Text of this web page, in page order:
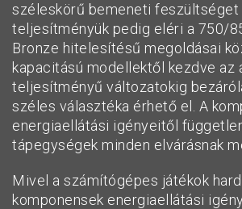
széleskörű bemeneti feszültséget
teljesítményük pedig eléri a 750/
Bronze hitelesítésű megoldásai
kapacitású modellektől kezdve az
teljesítményű változatokig
széles választéka érhető el. A
energiaellátási igényeitől
tápegységek minden elvárásnak
Mivel a számítógépes játékok
komponensek energiaellátási